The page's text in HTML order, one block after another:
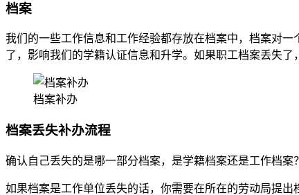
档案
我们的一些工作信息和工作经验都存放在档案中，档案对
了，影响我们的学籍认证信息和升学。如果职工档案丢失
档案补办
档案丢失补办流程
确认自己丢失的是哪一部分档案，是学籍档案还是工作档
如果档案是工作单位丢失的话，你需要在所在的劳动局提